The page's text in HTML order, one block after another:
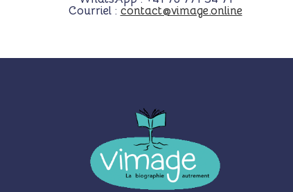
Courriel : contact@vimage.online